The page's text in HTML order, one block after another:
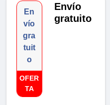
En
vío
gra
tuit
o
OFER
TA
Envío
gratuito